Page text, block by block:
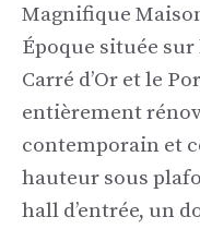
Magnifique
Époque située sur
Carré d’Or et le
entièrement
contemporain et
hauteur sous
hall d’entrée, un